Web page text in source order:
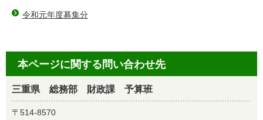
令和元年度募集分
本ページに関する問い合わせ先
三重県 総務部 財政課 予算班
〒514-8570